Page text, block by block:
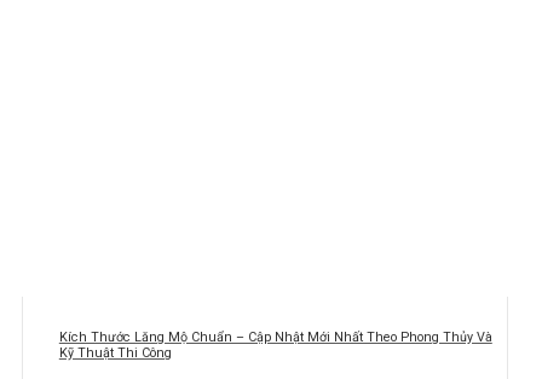
Kích Thước Lăng Mộ Chuẩn – Cập Nhật Mới Nhất Theo Phong Thủy Và
Kỹ Thuật Thi Công